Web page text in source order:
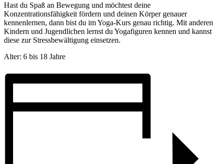
Hast du Spaß an Bewegung und möchtest deine
Konzentrationsfähigkeit fördern und deinen Körper genauer
kennenlernen, dann bist du im Yoga-Kurs genau richtig. Mit anderen
Kindern und Jugendlichen lernst du Yogafiguren kennen und kannst
diese zur Stressbewältigung einsetzen.
Alter: 6 bis 18 Jahre